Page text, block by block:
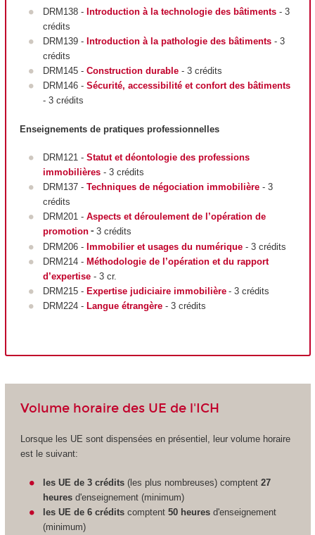
DRM138 - Introduction à la technologie des bâtiments- 3
crédits
DRM139 - Introduction à la pathologie des bâtiments- 3
crédits
DRM145 - Construction durable - 3 crédits
DRM146 - Sécurité, accessibilité et confort des bâtiments
- 3 crédits
Enseignements de pratiques professionnelles
DRM121 - Statut et déontologie des professions
immobilières- 3 crédits
DRM137 - Techniques de négociation immobilière - 3
crédits
DRM201 - Aspects et déroulement de l’opération de
promotion - 3 crédits
DRM206 - Immobilier et usages du numérique - 3 crédits
DRM214 - Méthodologie de l’opération et du rapport
d’expertise - 3 cr.
DRM215 - Expertise judiciaire immobilière - 3 crédits
DRM224 -Langue étrangère - 3 crédits
Volume horaire des UE de l'ICH
Lorsque les UE sont dispensées en présentiel, leur volume horaire
est le suivant:
les UE de 3 crédits (les plus nombreuses) comptent27
heuresd'enseignement (minimum)
les UE de 6 crédits comptent50 heuresd'enseignement
(minimum)